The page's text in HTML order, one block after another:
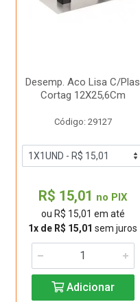
Desemp. Aco Lisa C/Plas
Cortag 12X25,6Cm
Código: 29127
R$ 15,01 no PIX
ou R$ 15,01 em até
1x de R$ 15,01 sem juros
Adicionar